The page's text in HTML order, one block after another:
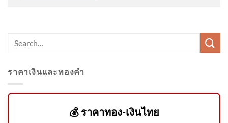
ได้ใครเสีย? 7 ส.ค. 69
สั่งถอนชื่อคนโกงสอบท้องถิ่น
ภายใน 31 ส.ค. | เอาให้ชัด |
ราคาเงินและทองคำ
💰 ราคาทอง-เงินไทย